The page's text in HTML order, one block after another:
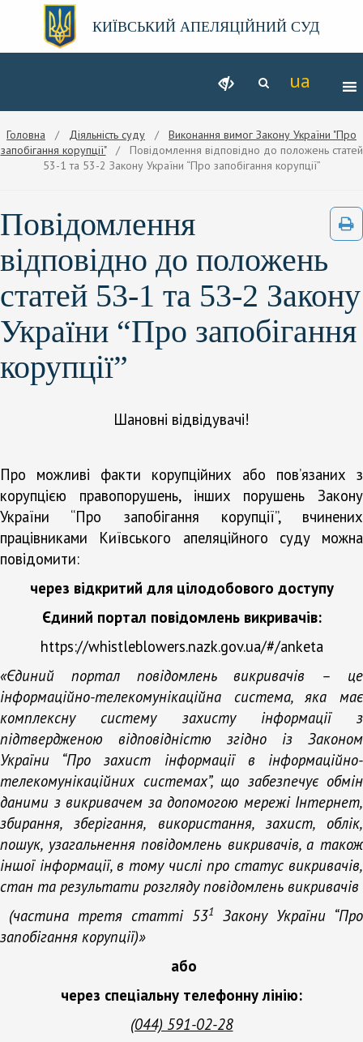
КИЇВСЬКИЙ АПЕЛЯЦІЙНИЙ СУД
Головна / Діяльність суду / Виконання вимог Закону України "Про
запобігання корупції"/ Повідомлення відповідно до положень статей
53-1 та 53-2 Закону України “Про запобігання корупції”
Повідомлення
відповідно до положень
статей 53-1 та 53-2 Закону
України “Про запобігання
корупції”
Шановні відвідувачі!
Про можливі факти корупційних або пов’язаних з
корупцією правопорушень, інших порушень Закону
України “Про запобігання корупції”, вчинених
працівниками Київського апеляційного суду можна
повідомити:
через відкритий для цілодобового доступу
Єдиний портал повідомлень викривачів:
https://whistleblowers.nazk.gov.ua/#/anketa
«Єдиний портал повідомлень викривачів – це
інформаційно-телекомунікаційна система, яка має
комплексну систему захисту інформації з
підтвердженою відповідністю згідно із Законом
України “Про захист інформації в інформаційно-
телекомунікаційних системах”, що забезпечує обмін
даними з викривачем за допомогою мережі Інтернет,
збирання, зберігання, використання, захист, облік,
пошук, узагальнення повідомлень викривачів, а також
іншої інформації, в тому числі про статус викривачів,
стан та результати розгляду повідомлень викривачів
(частина третя статті 531
Закону України “Про
запобігання корупції)»
або
через спеціальну телефонну лінію:
(044) 591-02-28